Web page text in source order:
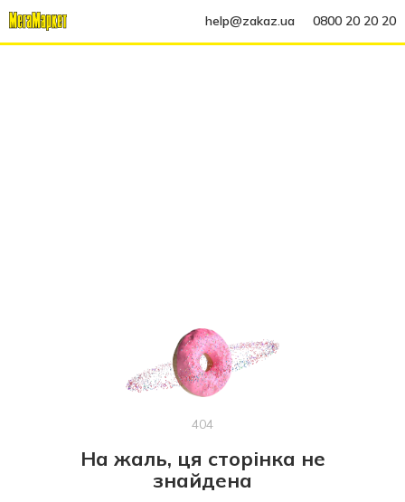
help@zakaz.ua 0800 20 20 20
404
На жаль, ця сторінка не
знайдена